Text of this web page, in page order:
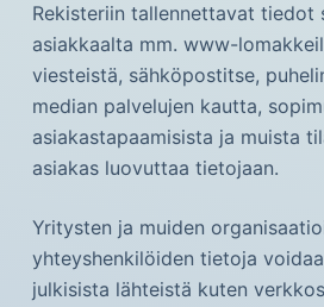
Rekisteriin tallennettavat tiedot
asiakkaalta mm. www-
viesteistä, sähköpostitse,
median palvelujen kautta,
asiakastapaamisista ja muista
asiakas luovuttaa tietojaan.
Yritysten ja muiden
yhteyshenkilöiden tietoja
julkisista lähteistä kuten